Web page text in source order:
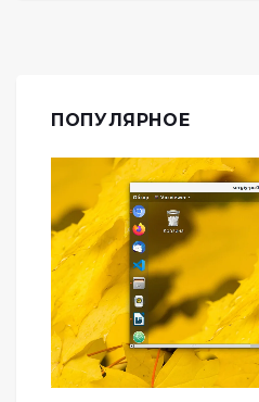
ПОПУЛЯРНОЕ